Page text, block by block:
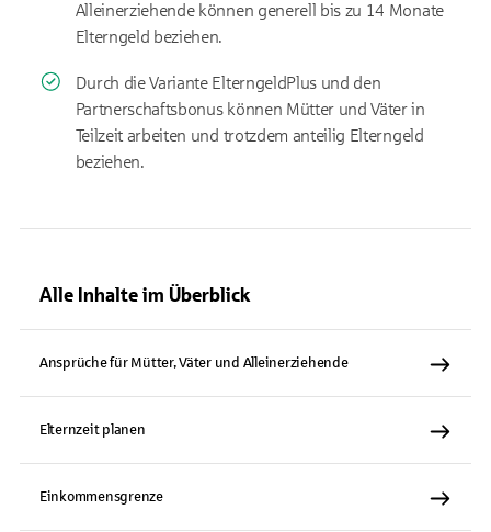
Alleinerziehende können generell bis zu 14 Monate
Elterngeld beziehen.
Durch die Variante ElterngeldPlus und den
Partnerschaftsbonus können Mütter und Väter in
Teilzeit arbeiten und trotzdem anteilig Elterngeld
beziehen.
Alle Inhalte im Überblick
Ansprüche für Mütter, Väter und Alleinerziehende
Elternzeit planen
Einkommensgrenze